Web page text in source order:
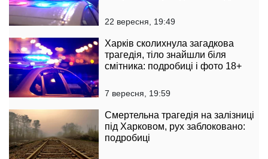
22 вересня, 19:49
Харків сколихнула загадкова
трагедія, тіло знайшли біля
смітника: подробиці і фото 18+
7 вересня, 19:59
Смертельна трагедія на залізниці
під Харковом, рух заблоковано:
подробиці